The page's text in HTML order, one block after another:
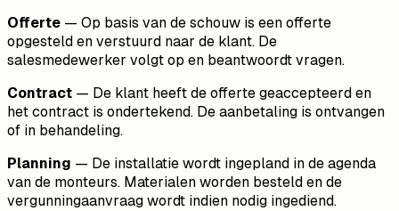
Offerte — Op basis van de schouw is een offerte
opgesteld en verstuurd naar de klant. De
salesmedewerker volgt op en beantwoordt vragen.
Contract — De klant heeft de offerte geaccepteerd en
het contract is ondertekend. De aanbetaling is ontvangen
of in behandeling.
Planning — De installatie wordt ingepland in de agenda
van de monteurs. Materialen worden besteld en de
vergunningaanvraag wordt indien nodig ingediend.